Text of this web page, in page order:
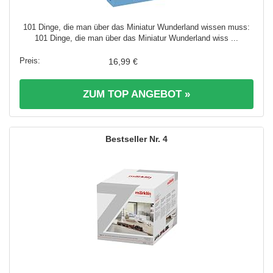
101 Dinge, die man über das Miniatur Wunderland wissen muss:
101 Dinge, die man über das Miniatur Wunderland wiss ...
16,99 €
ZUM TOP ANGEBOT »
4